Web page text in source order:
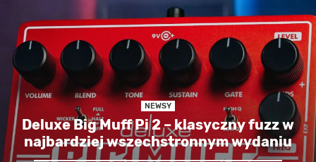
NEWSY
Deluxe Big Muff Pi 2 – klasyczny fuzz w
najbardziej wszechstronnym wydaniu